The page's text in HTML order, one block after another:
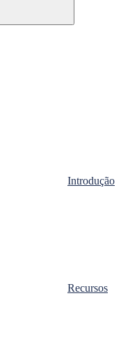
Introdução
Recursos